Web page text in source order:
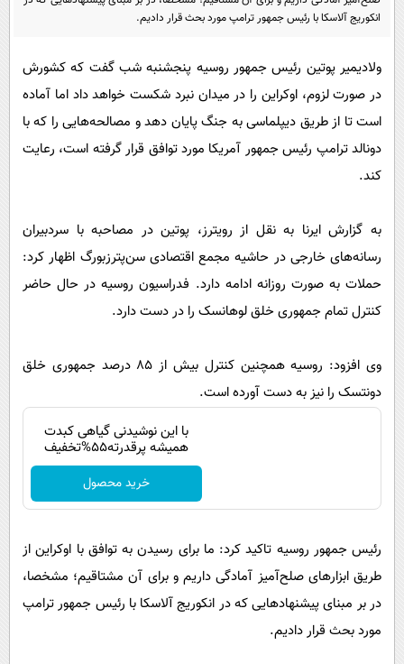
سرگرمی
گوناگون
محیط زیست
بین الملل
اجتماعی
حیات وحش
پیامک
آشپزی
دانلود
انکوریج آلاسکا با رئیس جمهور ترامپ مورد بحث قرار دادیم.
ولادیمیر پوتین رئیس جمهور روسیه پنجشنبه شب گفت که کشورش
در صورت لزوم، اوکراین را در میدان نبرد شکست خواهد داد اما آماده
است تا از طریق دیپلماسی به جنگ پایان دهد و مصالحه‌هایی را که با
دونالد ترامپ رئیس جمهور آمریکا مورد توافق قرار گرفته است، رعایت
کند.
به گزارش ایرنا به نقل از رویترز، پوتین در مصاحبه با سردبیران
رسانه‌های خارجی در حاشیه مجمع اقتصادی سن‌پترزبورگ اظهار کرد:
حملات به صورت روزانه ادامه دارد. فدراسیون روسیه در حال حاضر
کنترل تمام جمهوری خلق لوهانسک را در دست دارد.
وی افزود: روسیه همچنین کنترل بیش از ۸۵ درصد جمهوری خلق
دونتسک را نیز به دست آورده است.
با این نوشیدنی گیاهی کبدت
همیشه پرقدرته55%تخفیف
خرید محصول
رئیس جمهور روسیه تاکید کرد: ما برای رسیدن به توافق با اوکراین از
طریق ابزارهای صلح‌آمیز آمادگی داریم و برای آن مشتاقیم؛ مشخصا،
در بر مبنای پیشنهادهایی که در انکوریج آلاسکا با رئیس جمهور ترامپ
مورد بحث قرار دادیم.